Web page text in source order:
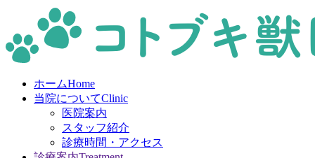
ホームHome
当院についてClinic
医院案内
スタッフ紹介
診療時間・アクセス